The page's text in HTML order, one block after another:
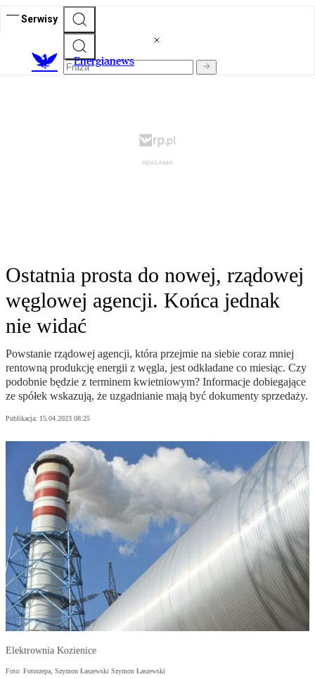
Serwisy
Energianews
Ostatnia prosta do nowej, rządowej
węglowej agencji. Końca jednak
nie widać
Powstanie rządowej agencji, która przejmie na siebie coraz mniej
rentowną produkcję energii z węgla, jest odkładane co miesiąc. Czy
podobnie będzie z terminem kwietniowym? Informacje dobiegające
ze spółek wskazują, że uzgadnianie mają być dokumenty sprzedaży.
Publikacja: 15.04.2023 08:25
Elektrownia Kozienice
Foto: Fotorzepa, Szymon Łaszewski Szymon Łaszewski